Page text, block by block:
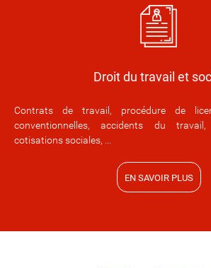
Droit du travail et
Contrats de travail, procédure de
conventionnelles, accidents du
cotisations sociales, ...
EN SAVOIR PLUS